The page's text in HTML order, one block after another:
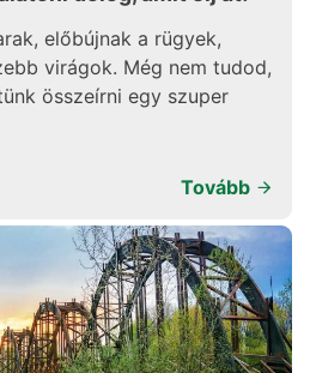
előbújnak a rügyek,
virágok. Még nem tudod,
összeírni egy szuper
Tovább